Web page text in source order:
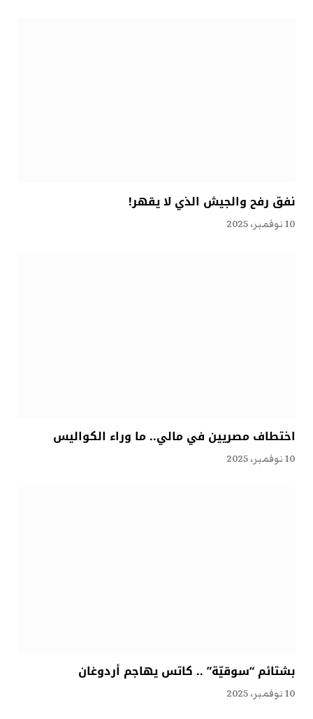
نفق رفح والجيش الذي لا يقهر!
10 نوفمبر، 2025
اختطاف مصريين في مالي.. ما وراء الكواليس
10 نوفمبر، 2025
بشتائم “سوقيّة” .. كاتس يهاجم أردوغان
10 نوفمبر، 2025